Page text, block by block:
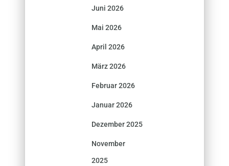
Juni 2026
Mai 2026
April 2026
März 2026
Februar 2026
Januar 2026
Dezember 2025
November
2025